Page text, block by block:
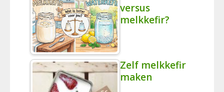
versus
melkkefir?
Zelf melkkefir
maken